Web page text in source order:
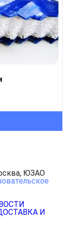
ЮЗАО
И